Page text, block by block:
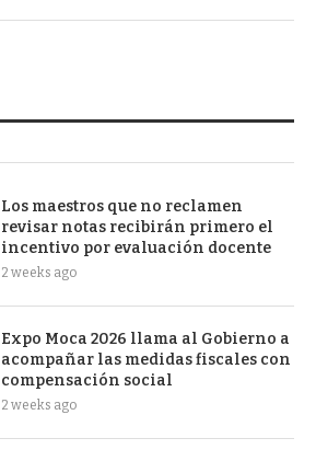
Los maestros que no reclamen
revisar notas recibirán primero el
incentivo por evaluación docente
2 weeks ago
Expo Moca 2026 llama al Gobierno a
acompañar las medidas fiscales con
compensación social
2 weeks ago